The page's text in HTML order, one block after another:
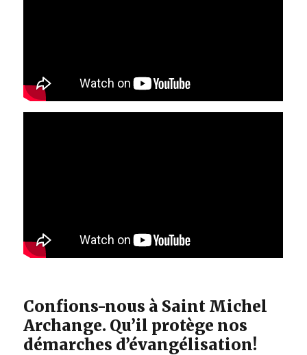
Confions-nous à Saint Michel
Archange. Qu’il protège nos
démarches d’évangélisation!